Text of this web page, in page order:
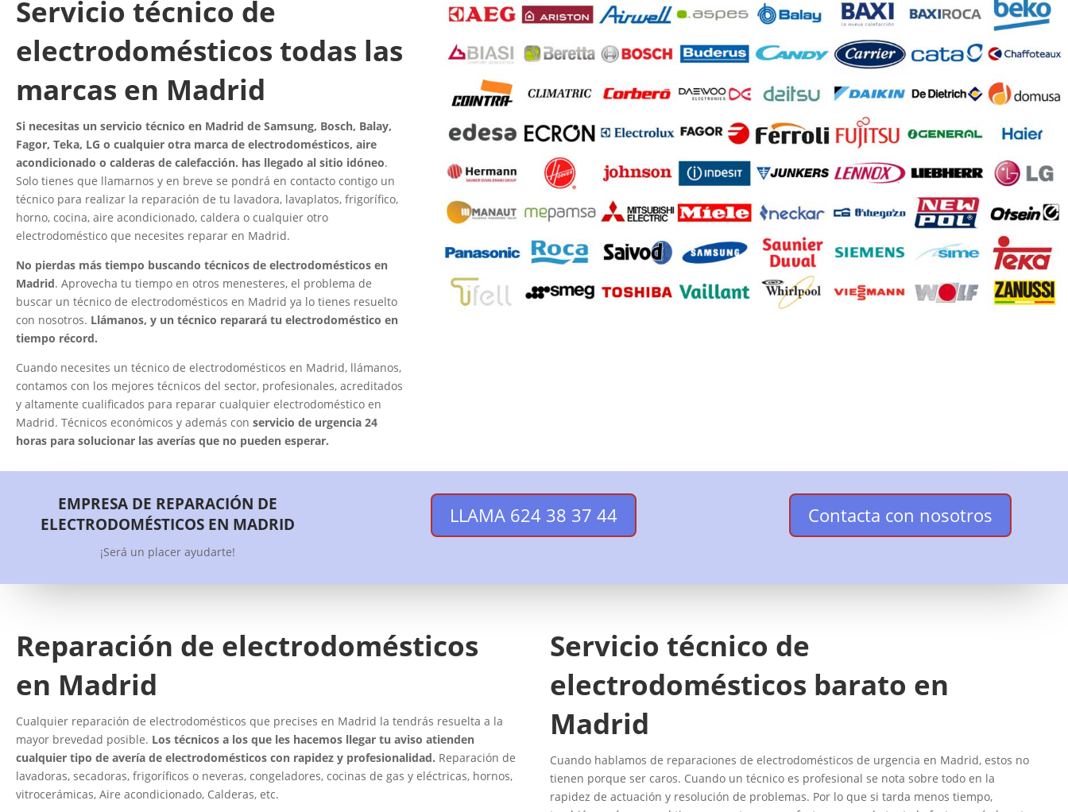
Servicio técnico de
electrodomésticos todas las
marcas en Madrid
Si necesitas un servicio técnico en Madrid de Samsung, Bosch, Balay,
Fagor, Teka, LG o cualquier otra marca de electrodomésticos, aire
acondicionado o calderas de calefacción. has llegado al sitio idóneo.
Solo tienes que llamarnos y en breve se pondrá en contacto contigo un
técnico para realizar la reparación de tu lavadora, lavaplatos, frigorífico,
horno, cocina, aire acondicionado, caldera o cualquier otro
electrodoméstico que necesites reparar en Madrid.
No pierdas más tiempo buscando técnicos de electrodomésticos en
Madrid. Aprovecha tu tiempo en otros menesteres, el problema de
buscar un técnico de electrodomésticos en Madrid ya lo tienes resuelto
con nosotros. Llámanos, y un técnico reparará tu electrodoméstico en
tiempo récord.
Cuando necesites un técnico de electrodomésticos en Madrid, llámanos,
contamos con los mejores técnicos del sector, profesionales, acreditados
y altamente cualificados para reparar cualquier electrodoméstico en
Madrid. Técnicos económicos y además con servicio de urgencia 24
horas para solucionar las averías que no pueden esperar.
EMPRESA DE REPARACIÓN DE
ELECTRODOMÉSTICOS EN MADRID
¡Será un placer ayudarte!
LLAMA 624 38 37 44 Contacta con nosotros
Reparación de electrodomésticos
en Madrid
Cualquier reparación de electrodomésticos que precises en Madrid la tendrás resuelta a la
mayor brevedad posible. Los técnicos a los que les hacemos llegar tu aviso atienden
cualquier tipo de avería de electrodomésticos con rapidez y profesionalidad. Reparación de
lavadoras, secadoras, frigoríficos o neveras, congeladores, cocinas de gas y eléctricas, hornos,
vitrocerámicas, Aire acondicionado, Calderas, etc.
Servicio técnico de
electrodomésticos barato en
Madrid
Cuando hablamos de reparaciones de electrodomésticos de urgencia en Madrid, estos no
tienen porque ser caros. Cuando un técnico es profesional se nota sobre todo en la
rapidez de actuación y resolución de problemas. Por lo que si tarda menos tiempo,